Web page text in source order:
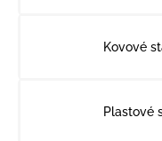
Kovové
Plastové